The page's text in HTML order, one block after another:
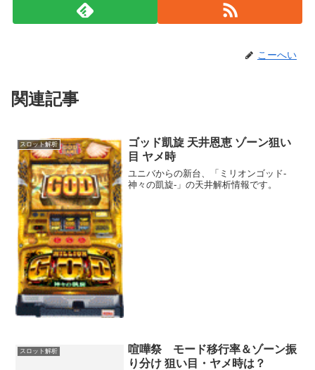
こーへい
関連記事
スロット解析
ゴッド凱旋 天井恩恵 ゾーン狙い
目 ヤメ時
ユニバからの新台、「ミリオンゴッド-
神々の凱旋-」の天井解析情報です。
スロット解析
喧嘩祭 モード移行率＆ゾーン振
り分け 狙い目・ヤメ時は？